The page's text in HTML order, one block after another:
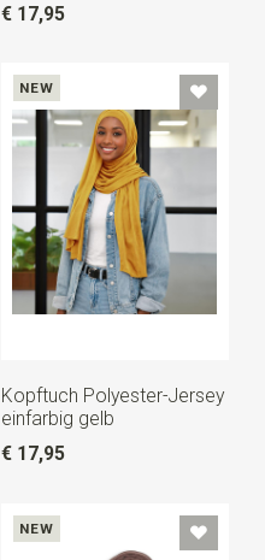
€ 17,95
NEW
Kopftuch Polyester-Jersey
einfarbig gelb
€ 17,95
NEW